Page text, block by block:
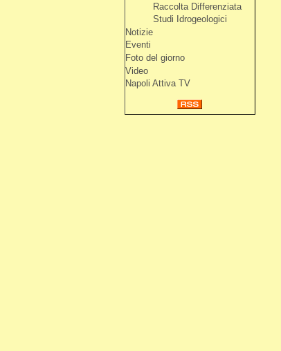
Raccolta Differenziata
Studi Idrogeologici
Notizie
Eventi
Foto del giorno
Video
Napoli Attiva TV